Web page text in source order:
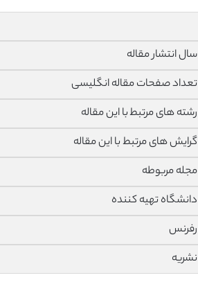
سال انتشار مقاله
تعداد صفحات مقاله انگلیسی
رشته های مرتبط با این مقاله
گرایش های مرتبط با این مقاله
مجله مربوطه
دانشگاه تهیه کننده
رفرنس
نشریه